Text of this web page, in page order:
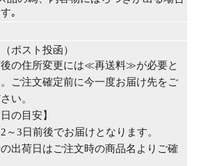
｡
ポスト投函）
の住所変更には≪再送料≫が必要と
ご注文確定前に今一度お届け先をご
い。
の目安】
～3日前後でお届けとなります。
出荷日はご注文時の商品名よりご確